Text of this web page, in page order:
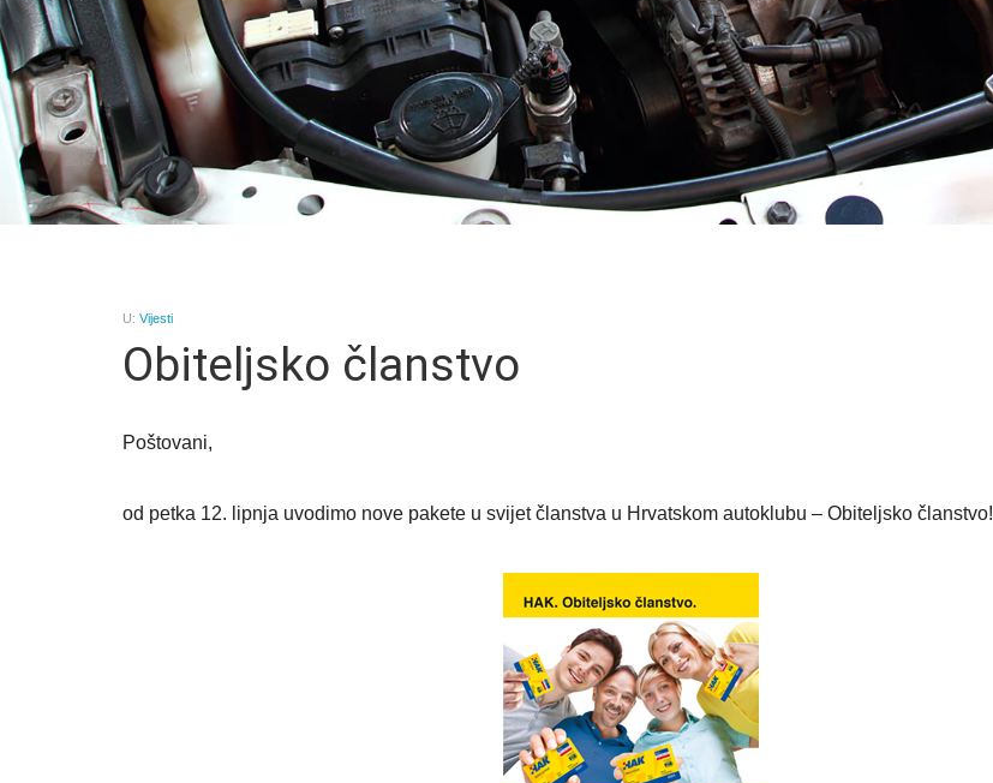
U: Vijesti
Obiteljsko članstvo
Poštovani,
od petka 12. lipnja uvodimo nove pakete u svijet članstva u Hrvatskom autoklubu – Obiteljsko članstvo!